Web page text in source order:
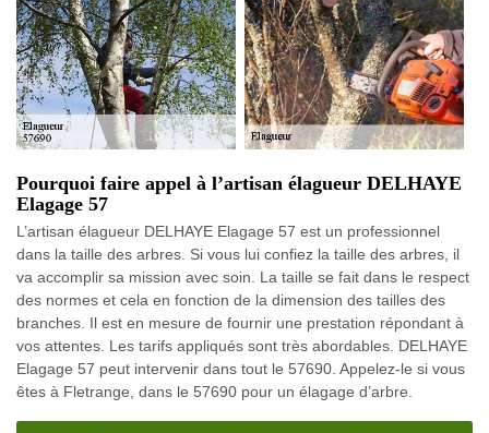
Pourquoi faire appel à l’artisan élagueur DELHAYE
Elagage 57
L’artisan élagueur DELHAYE Elagage 57 est un professionnel
dans la taille des arbres. Si vous lui confiez la taille des arbres, il
va accomplir sa mission avec soin. La taille se fait dans le respect
des normes et cela en fonction de la dimension des tailles des
branches. Il est en mesure de fournir une prestation répondant à
vos attentes. Les tarifs appliqués sont très abordables. DELHAYE
Elagage 57 peut intervenir dans tout le 57690. Appelez-le si vous
êtes à Fletrange, dans le 57690 pour un élagage d’arbre.